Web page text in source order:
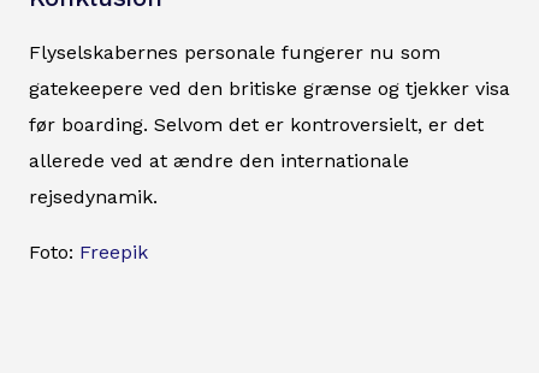
Flyselskabernes personale fungerer nu som
gatekeepere ved den britiske grænse og tjekker visa
før boarding. Selvom det er kontroversielt, er det
allerede ved at ændre den internationale
rejsedynamik.
Foto: Freepik